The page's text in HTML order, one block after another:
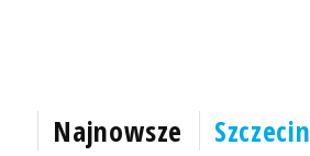
Najnowsze Szczecin